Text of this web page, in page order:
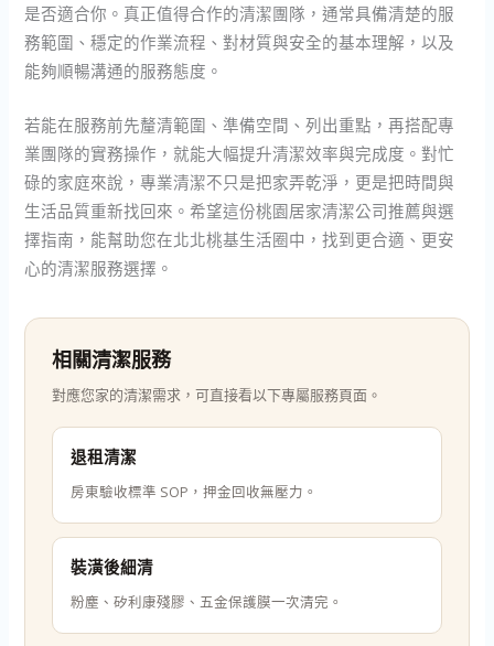
是否適合你。真正值得合作的清潔團隊，通常具備清楚的服
務範圍、穩定的作業流程、對材質與安全的基本理解，以及
能夠順暢溝通的服務態度。
若能在服務前先釐清範圍、準備空間、列出重點，再搭配專
業團隊的實務操作，就能大幅提升清潔效率與完成度。對忙
碌的家庭來說，專業清潔不只是把家弄乾淨，更是把時間與
生活品質重新找回來。希望這份桃園居家清潔公司推薦與選
擇指南，能幫助您在北北桃基生活圈中，找到更合適、更安
心的清潔服務選擇。
相關清潔服務
對應您家的清潔需求，可直接看以下專屬服務頁面。
退租清潔
房東驗收標準 SOP，押金回收無壓力。
裝潢後細清
粉塵、矽利康殘膠、五金保護膜一次清完。